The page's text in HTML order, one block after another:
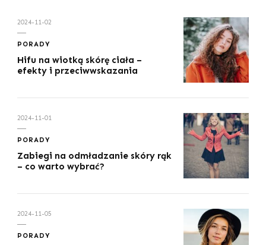
2024-11-02
PORADY
Hifu na wiotką skórę ciała –
efekty i przeciwwskazania
2024-11-01
PORADY
Zabiegi na odmładzanie skóry rąk
– co warto wybrać?
2024-11-05
PORADY